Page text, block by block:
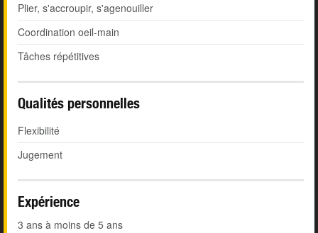
Plier, s'accroupir, s'agenouiller
Coordination oeil-main
Tâches répétitives
Qualités personnelles
Flexibilité
Jugement
Expérience
3 ans à moins de 5 ans